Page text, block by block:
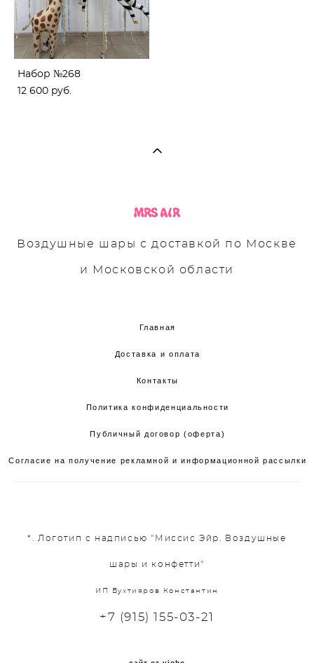
Набор №268
12 600 pуб.
Воздушные шары с доставкой по Москве
и Московской области
Главная
Доставка и оплата
Контакты
Политика конфиденциальности
Публичный договор (оферта)
Согласие на получение рекламной и информационной рассылки
*. Логотип с надписью "Миссис Эйр. Воздушные
шары и конфетти"
ИП Бухтияров Константин
+7 (915) 155-03-21